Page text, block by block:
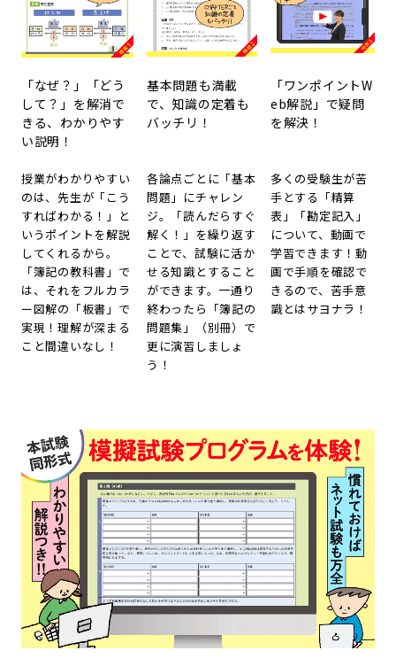
「なぜ？」「どう
して？」を解消で
きる、わかりやす
い説明！
基本問題も満載
で、知識の定着も
バッチリ！
「ワンポイントW
eb解説」で疑問
を解決！
授業がわかりやすい
のは、先生が「こう
すればわかる！」と
いうポイントを解説
してくれるから。
「簿記の教科書」で
は、それをフルカラ
ー図解の「板書」で
実現！理解が深まる
こと間違いなし！
各論点ごとに「基本
問題」にチャレン
ジ。「読んだらすぐ
解く！」を繰り返す
ことで、試験に活か
せる知識とすること
ができます。一通り
終わったら「簿記の
問題集」（別冊）で
更に演習しましょ
う！
多くの受験生が苦
手とする「精算
表」「勘定記入」
について、動画で
学習できます！動
画で手順を確認で
きるので、苦手意
識とはサヨナラ！